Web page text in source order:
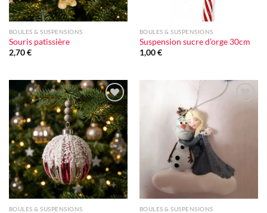
BOULES & SUSPENSIONS
Souris patissière
2,70€
BOULES & SUSPENSIONS
Suspension sucre d’orge 30cm
1,00€
Ajouter
à la liste
d'envie
BOULES & SUSPENSIONS BOULES & SUSPENSIONS